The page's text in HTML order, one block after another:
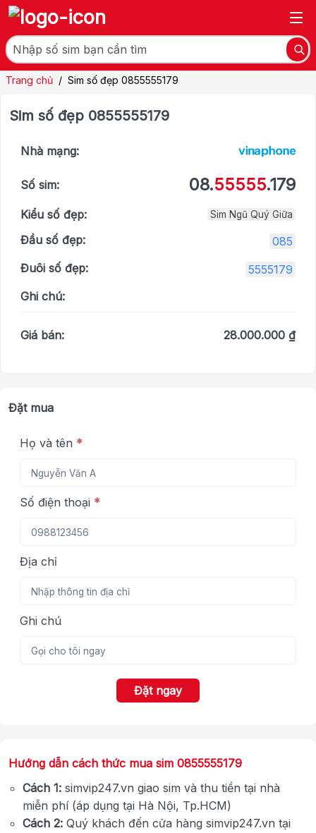
Trang chủ / Sim số đẹp 0855555179
Sim số đẹp 0855555179
Nhà mạng:
Số sim: 08.55555.179
Kiểu số đẹp: Sim Ngũ Quý Giữa
Đầu số đẹp:
085
Đuôi số đẹp:
5555179
Ghi chú:
Giá bán: 28.000.000 ₫
Đặt mua
Họ và tên *
Số điện thoại *
Địa chỉ
Ghi chú
Đặt ngay
Hướng dẫn cách thức mua sim 0855555179
Cách 1: simvip247.vn giao sim và thu tiền tại nhà
miễn phí (áp dụng tại Hà Nội, Tp.HCM)
Cách 2: Quý khách đến cửa hàng simvip247.vn tại